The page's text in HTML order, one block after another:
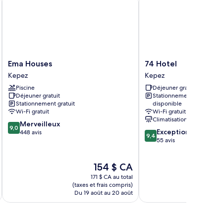
Ema
Houses
Kepez
Ema Houses
Kepez
Piscine
Déjeuner gratuit
Stationnement gratuit
Wi-Fi gratuit
9.0
sur
9,0 Merveilleux
448 avis
Le
prix
est
de
154 $ CA
154 $ CA
171 $ CA au total
(taxes et frais compris)
Du 19 août au 20 août
74
Hotel
Kepez
74 Hotel
Kepez
Déjeuner gratuit
Stationnement
disponible
Wi-Fi gratuit
Climatisation
9.4
sur
9,4 Exceptionnel
55 avis